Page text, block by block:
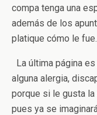
compa tenga una
además de los
platique cómo le fue.
La última página
alguna alergia,
porque si le gusta la
pues ya se